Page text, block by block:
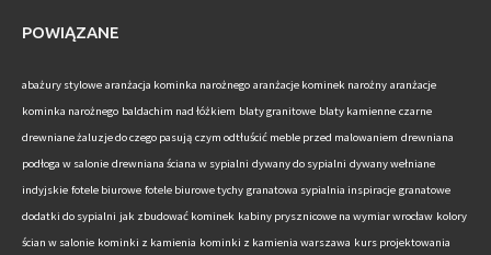
POWIĄZANE
abażury stylowe aranżacja kominka narożnego aranżacje kominek narożny aranżacje
kominka narożnego baldachim nad łóżkiem blaty granitowe blaty kamienne czarne
drewniane żaluzje do czego pasują czym odtłuścić meble przed malowaniem drewniana
podłoga w salonie drewniana ściana w sypialni dywany do sypialni dywany wełniane
indyjskie fotele biurowe fotele biurowe tychy granatowa sypialnia inspiracje granatowe
dodatki do sypialni jak zbudować kominek kabiny prysznicowe na wymiar wrocław kolory
ścian w salonie kominki z kamienia kominki z kamienia warszawa kurs projektowania